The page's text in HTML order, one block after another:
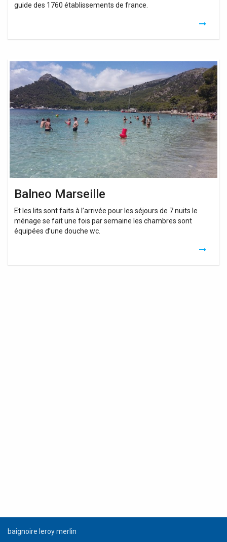
guide des 1760 établissements de france.
Balneo Marseille
Et les lits sont faits à l’arrivée pour les séjours de 7 nuits le
ménage se fait une fois par semaine les chambres sont
équipées d’une douche wc.
Balneo
Marseille
baignoire leroy merlin